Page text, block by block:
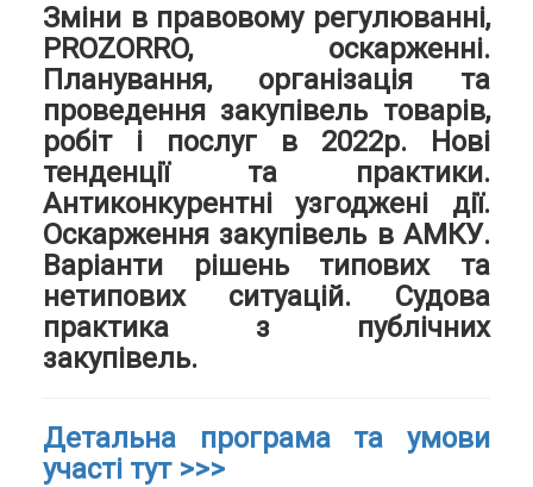
Зміни в правовому регулюванні,
PROZORRO, оскарженні.
Планування, організація та
проведення закупівель товарів,
робіт і послуг в 2022р. Нові
тенденції та практики.
Антиконкурентні узгоджені дії.
Оскарження закупівель в АМКУ.
Варіанти рішень типових та
нетипових ситуацій. Судова
практика з публічних
закупівель.
Детальна програма та умови
участі тут >>>